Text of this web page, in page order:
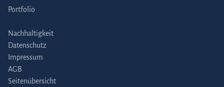
Portfolio
Nachhaltigkeit
Datenschutz
Impressum
AGB
Seitenübersicht